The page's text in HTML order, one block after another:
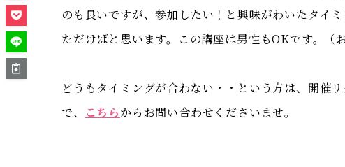
のも良いですが、参加したい！と興味がわいたタイ
ただけばと思います。この講座は男性もOKです。（
どうもタイミングが合わない・・という方は、開催
で、
こちらからお問い合わせくださいませ。